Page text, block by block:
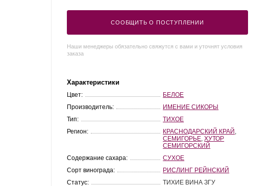
СООБЩИТЬ О ПОСТУПЛЕНИИ
Наши менеджеры обязательно свяжутся с вами и уточнят условия
заказа
Характеристики
Цвет:
БЕЛОЕ
Производитель:
ИМЕНИЕ СИКОРЫ
Тип:
ТИХОЕ
Регион:
КРАСНОДАРСКИЙ КРАЙ
СЕМИГОРЬЕ ,ХУТОР
СЕМИГОРСКИЙ
Содержание сахара:
СУХОЕ
Сорт винограда:
РИСЛИНГ РЕЙНСКИЙ
Статус:
ТИХИЕ ВИНА ЗГУ